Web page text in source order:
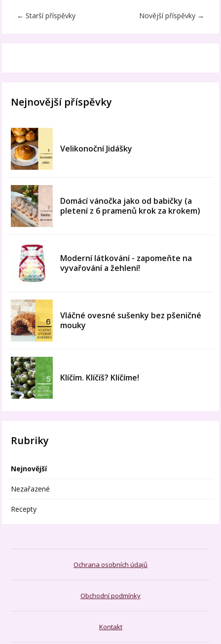
← Starší příspěvky Novější příspěvky →
Nejnovější příspěvky
Velikonoční Jidášky
Domácí vánočka jako od babičky (a
pletení z 6 pramenů krok za krokem)
Moderní látkování - zapomeňte na
vyvařování a žehlení!
Vláčné ovesné sušenky bez pšeničné
mouky
Klíčím. Klíčíš? Klíčíme!
Rubriky
Nejnovější
Nezařazené
Recepty
Ochrana osobních údajů
Obchodní podmínky
Kontakt